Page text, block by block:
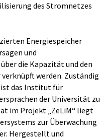
des Stromnetzes
Energiespeicher
und
die Kapazität und den
werden. Zuständig
ist das Institut für
der Universität zu
im Projekt „ZeLiM“ liegt
zur Überwachung
Hergestellt und